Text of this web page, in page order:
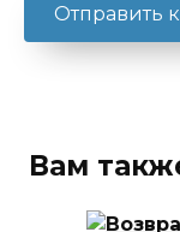
Вам